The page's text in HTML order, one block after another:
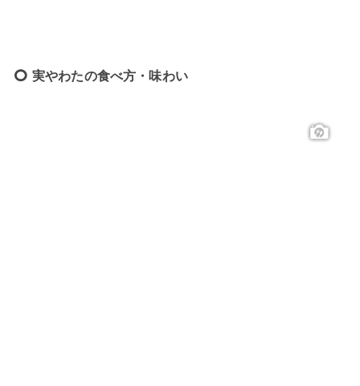
実やわたの食べ方・味わい